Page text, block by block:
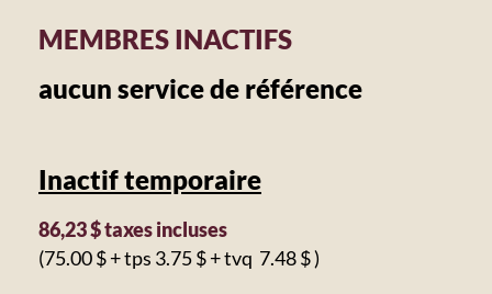
MEMBRES INACTIFS
aucun service de référence
Inactif temporaire
86,23 $ taxes incluses
(75.00 $ + tps 3.75 $ + tvq 7.48 $ )